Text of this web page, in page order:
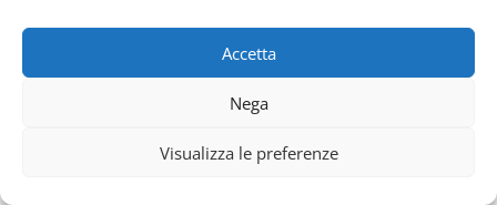
Accetta
Nega
Visualizza le preferenze
Periodo di conservazione
I Dati sono trattati e conservati per il tempo richiesto
dalle finalità per le quali sono stati raccolti.
I Dati Personali raccolti per scopi collegati